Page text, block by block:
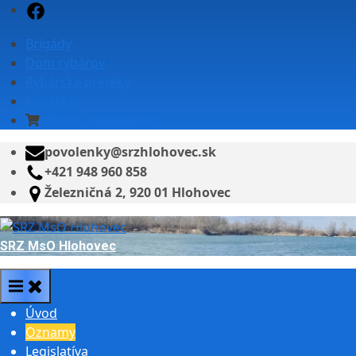
Skip
content
Facebook
Brigády
Dom rybárov
povolenky@srzhlohovec.sk
+421 948 960 858
Železničná 2, 920 01 Hlohovec
SRZ MsO Hlohovec
Úvod
Oznamy
Legislatíva